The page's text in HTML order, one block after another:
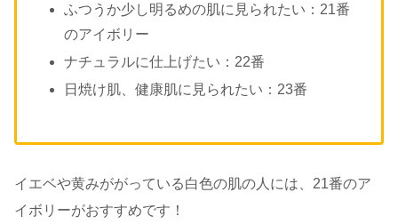
ふつうか少し明るめの肌に見られたい：21番
のアイボリー
ナチュラルに仕上げたい：22番
日焼け肌、健康肌に見られたい：23番
イエベや黄みががっている白色の肌の人には、21番のア
イボリーがおすすめです！